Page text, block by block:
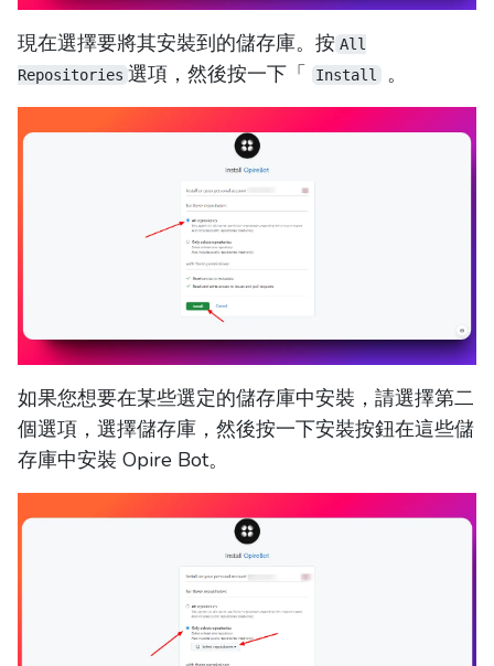
現在選擇要將其安裝到的儲存庫。按 All
Repositories 選項，然後按一下「 Install 。
如果您想要在某些選定的儲存庫中安裝，請選擇第二
個選項，選擇儲存庫，然後按一下安裝按鈕在這些儲
存庫中安裝 Opire Bot。